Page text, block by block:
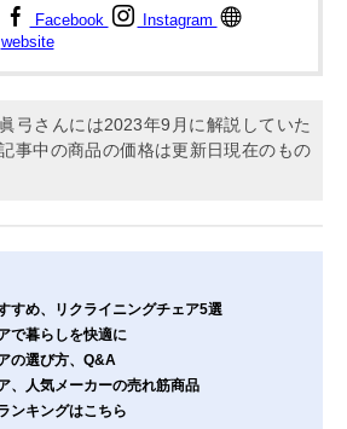
Facebook
Instagram
website
弓さんには2023年9月に解説していた
事中の商品の価格は更新日現在のもの
すめ、リクライニングチェア5選
で暮らしを快適に
の選び方、Q&A
、人気メーカーの売れ筋商品
ンキングはこちら